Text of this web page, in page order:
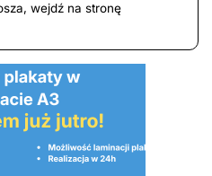
wejdź na stronę